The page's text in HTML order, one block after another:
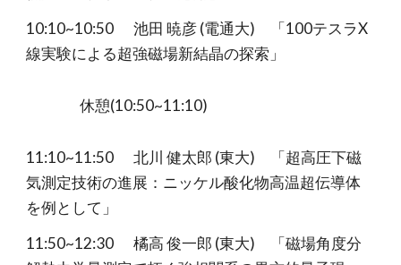
10:10~10:50
池田 暁彦 (電通大) 「100テスラX
線実験による超強磁場新結晶の探索」
休憩(10:50~11:10)
11:10~11:50
北川 健太郎 (東大) 「超高圧下磁
気測定技術の進展：ニッケル酸化物高温超伝導体
を例として」
11:50~12:30
橘高 俊一郎 (東大) 「磁場角度分